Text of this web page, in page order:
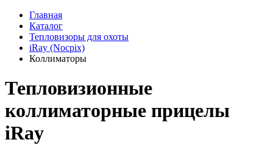
Главная
Каталог
Тепловизоры для охоты
iRay (Nocpix)
Коллиматоры
Тепловизионные
коллиматорные прицелы
iRay